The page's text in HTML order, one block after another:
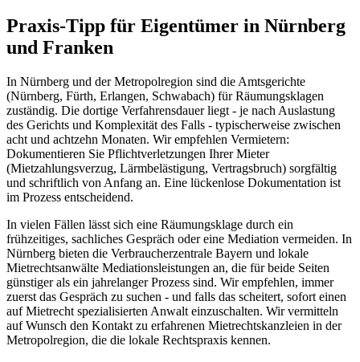
Praxis-Tipp für Eigentümer in Nürnberg
und Franken
In Nürnberg und der Metropolregion sind die Amtsgerichte
(Nürnberg, Fürth, Erlangen, Schwabach) für Räumungsklagen
zuständig. Die dortige Verfahrensdauer liegt - je nach Auslastung
des Gerichts und Komplexität des Falls - typischerweise zwischen
acht und achtzehn Monaten. Wir empfehlen Vermietern:
Dokumentieren Sie Pflichtverletzungen Ihrer Mieter
(Mietzahlungsverzug, Lärmbelästigung, Vertragsbruch) sorgfältig
und schriftlich von Anfang an. Eine lückenlose Dokumentation ist
im Prozess entscheidend.
In vielen Fällen lässt sich eine Räumungsklage durch ein
frühzeitiges, sachliches Gespräch oder eine Mediation vermeiden. In
Nürnberg bieten die Verbraucherzentrale Bayern und lokale
Mietrechtsanwälte Mediationsleistungen an, die für beide Seiten
günstiger als ein jahrelanger Prozess sind. Wir empfehlen, immer
zuerst das Gespräch zu suchen - und falls das scheitert, sofort einen
auf Mietrecht spezialisierten Anwalt einzuschalten. Wir vermitteln
auf Wunsch den Kontakt zu erfahrenen Mietrechtskanzleien in der
Metropolregion, die die lokale Rechtspraxis kennen.